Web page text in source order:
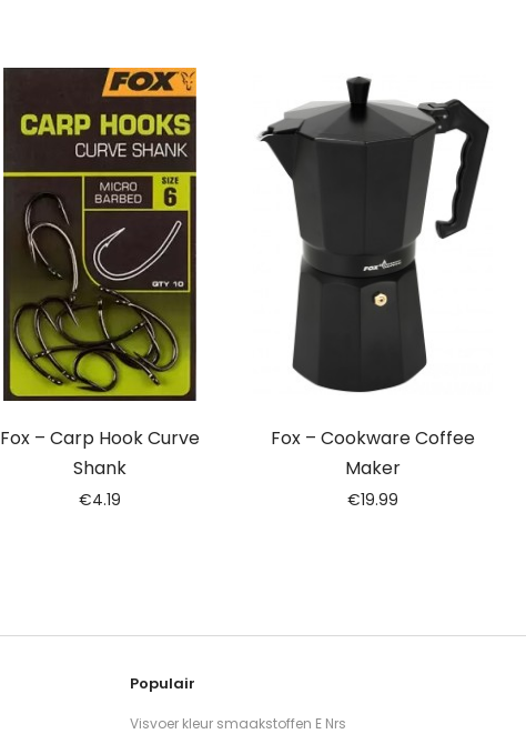
Fox – Carp Hook Curve
Shank
€4.19
Fox – Cookware Coffee
Maker
€19.99
Populair
Visvoer kleur smaakstoffen E Nrs